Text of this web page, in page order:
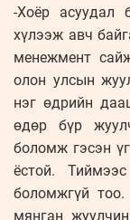
-Хоёр асуудал
хүлээж авч
менежмент
олон улсын
нэг өдрийн
өдөр бүр
боломж гэсэн
ёстой.
боломжгүй
мянган